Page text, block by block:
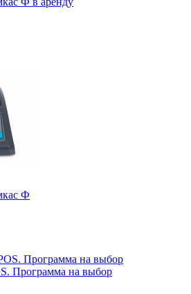
Ф
Программа на выбор